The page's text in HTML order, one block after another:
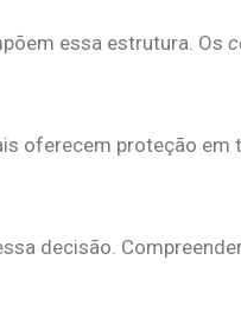
essa estrutura. Os
oferecem proteção em
decisão.